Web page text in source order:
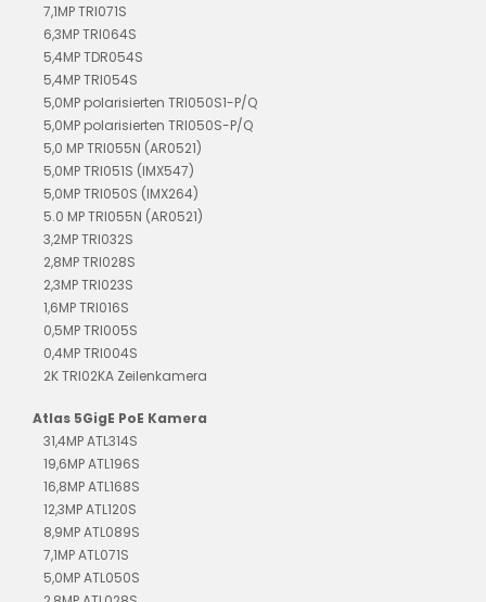
7,1MP TRI071S
6,3MP TRI064S
5,4MP TDR054S
5,4MP TRI054S
5,0MP polarisierten TRI050S1-P/Q
5,0MP polarisierten TRI050S-P/Q
5,0 MP TRI055N (AR0521)
5,0MP TRI051S (IMX547)
5,0MP TRI050S (IMX264)
5.0 MP TRI055N (AR0521)
3,2MP TRI032S
2,8MP TRI028S
2,3MP TRI023S
1,6MP TRI016S
0,5MP TRI005S
0,4MP TRI004S
2K TRI02KA Zeilenkamera
Atlas 5GigE PoE Kamera
31,4MP ATL314S
19,6MP ATL196S
16,8MP ATL168S
12,3MP ATL120S
8,9MP ATL089S
7,1MP ATL071S
5,0MP ATL050S